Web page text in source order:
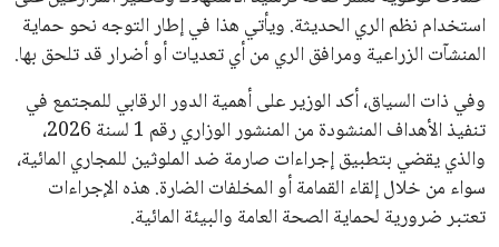
استخدام نظم الري الحديثة. ويأتي هذا في إطار التوجه نحو حماية
المنشآت الزراعية ومرافق الري من أي تعديات أو أضرار قد تلحق بها.
وفي ذات السياق، أكد الوزير على أهمية الدور الرقابي للمجتمع في
تنفيذ الأهداف المنشودة من المنشور الوزاري رقم 1 لسنة 2026،
والذي يقضي بتطبيق إجراءات صارمة ضد الملوثين للمجاري المائية،
سواء من خلال إلقاء القمامة أو المخلفات الضارة. هذه الإجراءات
تعتبر ضرورية لحماية الصحة العامة والبيئة المائية.